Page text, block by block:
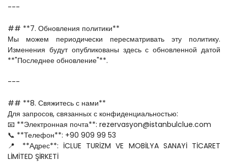
---
## **7. Обновления политики**
Мы можем периодически пересматривать эту политику.
Изменения будут опубликованы здесь с обновленной датой
**"Последнее обновление"**.
---
## **8. Свяжитесь с нами**
Для запросов, связанных с конфиденциальностью:
📧 **Электронная почта**: rezervasyon@istanbulclue.com
📞 **Телефон**: +90 909 99 53
📍 **Адрес**: İCLUE TURİZM VE MOBİLYA SANAYİ TİCARET
LİMİTED ŞİRKETİ